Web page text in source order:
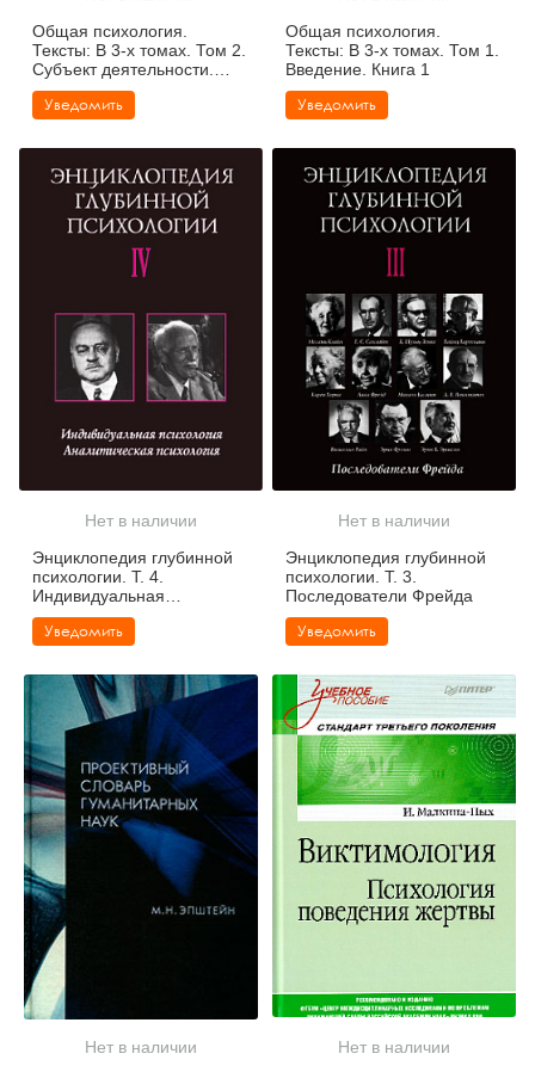
Общая психология.
Тексты: В 3-х томах. Том 2.
Субъект деятельности.
Книга 1
Уведомить
Общая психология.
Тексты: В 3-х томах. Том 1.
Введение. Книга 1
Уведомить
Нет в наличии
Энциклопедия глубинной
психологии. Т. 4.
Индивидуальная
психология. Аналитическая
психология. Карл Густав
Уведомить
Нет в наличии
Энциклопедия глубинной
психологии. Т. 3.
Последователи Фрейда
Уведомить
Нет в наличии
Нет в наличии